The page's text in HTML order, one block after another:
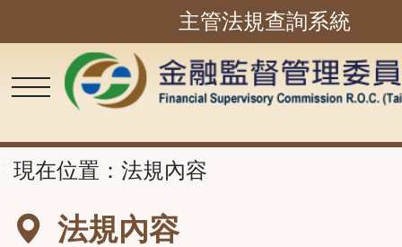
內
容
主管法規查詢系統
現在位置： 法規內容
法規內容